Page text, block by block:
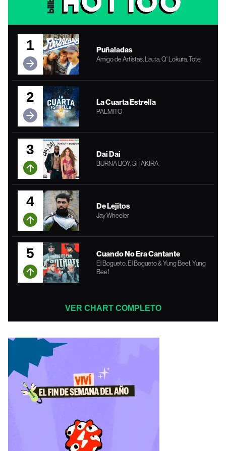
1 Puñaladas
Amigo de Artistas, Lauta, Q' Lokura, Tote
2 La Cuarta Estrella
PALMITO
3 Dai Dai
BURNA BOY, SHAKIRA
4 De Lejitos
Jay Wheeler
5 Cuando No Era Cantante
El Bogueto, El Bogueto & Yung Beef, Yung
Beef
VER CHART COMPLETO